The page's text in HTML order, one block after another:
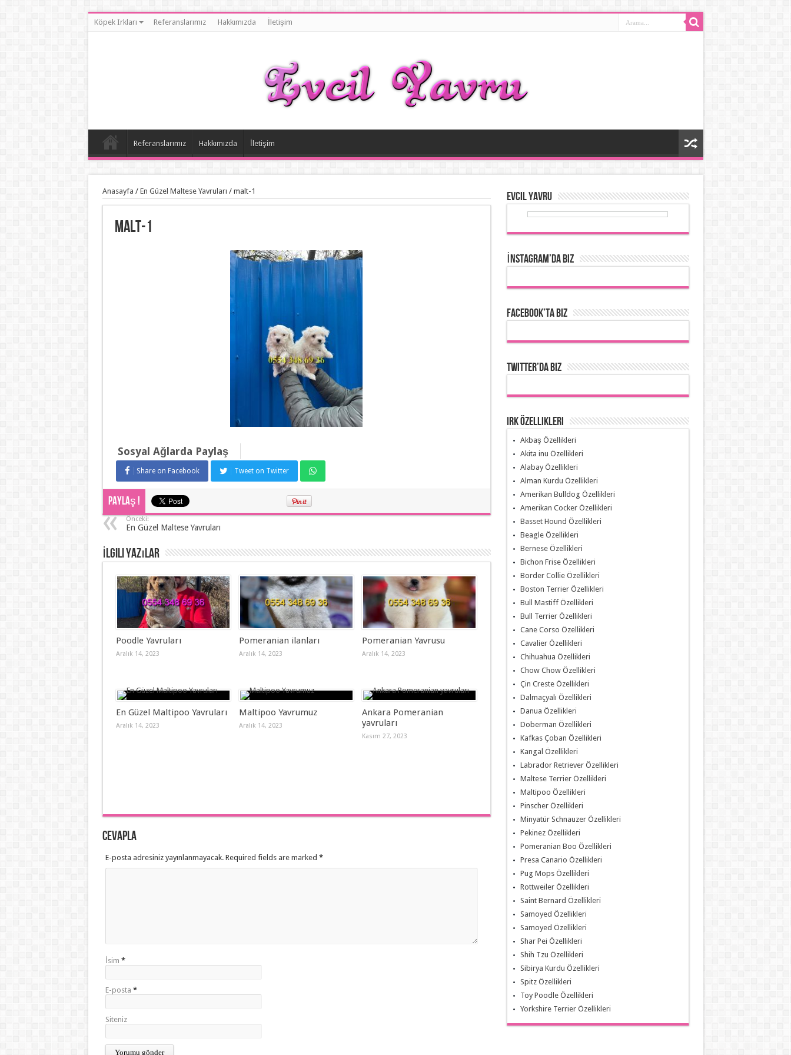
Köpek Irkları Referanslarımız Hakkımızda İletişim
Referanslarımız Hakkımızda İletişim
Anasayfa / En Güzel Maltese Yavruları / malt-1
malt-1
Sosyal Ağlarda Paylaş
Share on Facebook Tweet on Twitter
Paylaş !
Önceki:
En Güzel Maltese Yavruları
İlgili Yazılar
Poodle Yavruları
Aralık 14, 2023
Pomeranian ilanları
Aralık 14, 2023
Pomeranian Yavrusu
Aralık 14, 2023
En Güzel Maltipoo Yavruları
Aralık 14, 2023
Maltipoo Yavrumuz
Aralık 14, 2023
Ankara Pomeranian
yavruları
Kasım 27, 2023
Cevapla
E-posta adresiniz yayınlanmayacak. Required fields are marked *
İsim *
E-posta *
Siteniz
Evcil Yavru
İnstagram’da Biz
Facebook’ta Biz
Twitter’da Biz
Irk Özellikleri
Akbaş Özellikleri
Akita inu Özellikleri
Alabay Özellikleri
Alman Kurdu Özellikleri
Amerikan Bulldog Özellikleri
Amerikan Cocker Özellikleri
Basset Hound Özellikleri
Beagle Özellikleri
Bernese Özellikleri
Bichon Frise Özellikleri
Border Collie Özellikleri
Boston Terrier Özellikleri
Bull Mastiff Özellikleri
Bull Terrier Özellikleri
Cane Corso Özellikleri
Cavalier Özellikleri
Chihuahua Özellikleri
Chow Chow Özellikleri
Çin Creste Özellikleri
Dalmaçyalı Özellikleri
Danua Özellikleri
Doberman Özellikleri
Kafkas Çoban Özellikleri
Kangal Özellikleri
Labrador Retriever Özellikleri
Maltese Terrier Özellikleri
Maltipoo Özellikleri
Pinscher Özellikleri
Minyatür Schnauzer Özellikleri
Pekinez Özellikleri
Pomeranian Boo Özellikleri
Presa Canario Özellikleri
Pug Mops Özellikleri
Rottweiler Özellikleri
Saint Bernard Özellikleri
Samoyed Özellikleri
Samoyed Özellikleri
Shar Pei Özellikleri
Shih Tzu Özellikleri
Sibirya Kurdu Özellikleri
Spitz Özellikleri
Toy Poodle Özellikleri
Yorkshire Terrier Özellikleri